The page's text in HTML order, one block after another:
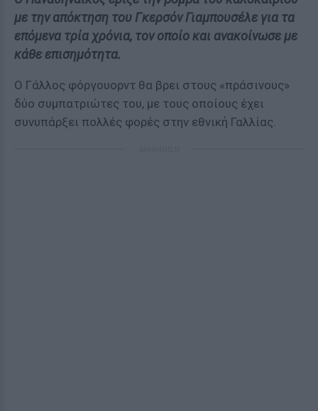
με την απόκτηση του Γκερσόν Γιαμπουσέλε για τα
επόμενα τρία χρόνια, τον οποίο και ανακοίνωσε με
κάθε επισημότητα.
Ο Γάλλος φόργουορντ θα βρει στους «πράσινους»
δύο συμπατριώτες του, με τους οποίους έχει
συνυπάρξει πολλές φορές στην εθνική Γαλλίας.